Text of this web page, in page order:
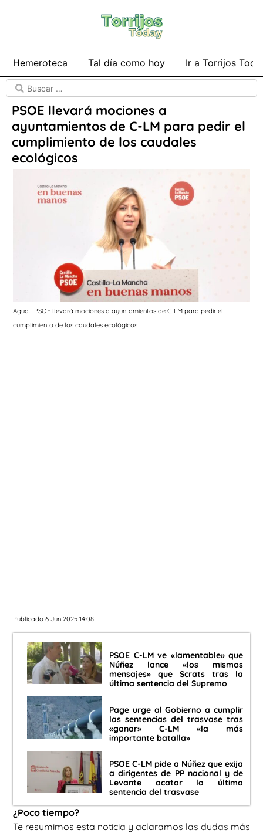
Hemeroteca Tal día como hoy Ir a Torrijos
PSOE llevará mociones a
ayuntamientos de C-LM para pedir el
cumplimiento de los caudales
ecológicos
Agua.- PSOE llevará mociones a ayuntamientos de C-LM para pedir el
cumplimiento de los caudales ecológicos
Publicado 6 Jun 2025 14:08
PSOE C-LM ve «lamentable» que
Núñez lance «los mismos
mensajes» que Scrats tras la
última sentencia del Supremo
Page urge al Gobierno a cumplir
las sentencias del trasvase tras
«ganar» C-LM «la más
importante batalla»
PSOE C-LM pide a Núñez que exija
a dirigentes de PP nacional y de
Levante acatar la última
sentencia del trasvase
¿Poco tiempo?
Te resumimos esta noticia y aclaramos las dudas más